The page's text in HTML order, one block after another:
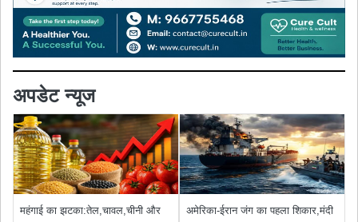
अपडेट न्यूज
महंगाई का झटका:तेल,चावल,चीनी और
अमेरिका-ईरान जंग का पहला शिकार,मंदी